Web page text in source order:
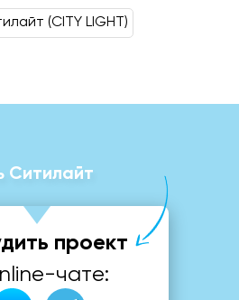
(CITY LIGHT)
Ситилайт
проект
чате: